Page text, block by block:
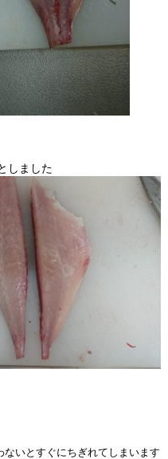
しました
いとすぐにちぎれてしまいます